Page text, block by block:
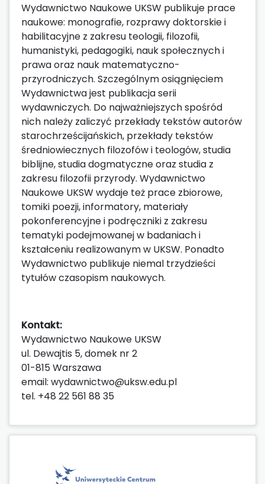
Wydawnictwo Naukowe UKSW publikuje prace
naukowe: monografie, rozprawy doktorskie i
habilitacyjne z zakresu teologii, filozofii,
humanistyki, pedagogiki, nauk społecznych i
prawa oraz nauk matematyczno-
przyrodniczych. Szczególnym osiągnięciem
Wydawnictwa jest publikacja serii
wydawniczych. Do najważniejszych spośród
nich należy zaliczyć przekłady tekstów autorów
starochrześcijańskich, przekłady tekstów
średniowiecznych filozofów i teologów, studia
biblijne, studia dogmatyczne oraz studia z
zakresu filozofii przyrody. Wydawnictwo
Naukowe UKSW wydaje też prace zbiorowe,
tomiki poezji, informatory, materiały
pokonferencyjne i podręczniki z zakresu
tematyki podejmowanej w badaniach i
kształceniu realizowanym w UKSW. Ponadto
Wydawnictwo publikuje niemal trzydzieści
tytułów czasopism naukowych.
Kontakt:
Wydawnictwo Naukowe UKSW
ul. Dewajtis 5, domek nr 2
01-815 Warszawa
email: wydawnictwo@uksw.edu.pl
tel. +48 22 561 88 35